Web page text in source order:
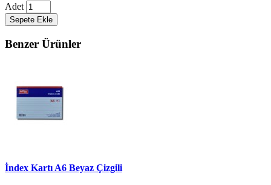
Adet
Sepete Ekle
Benzer Ürünler
İndex Kartı A6 Beyaz Çizgili